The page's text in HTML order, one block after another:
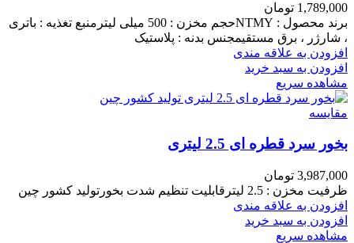
1,789,000 تومان
برند محصول : NTMYحجم مخزن : 500 میلی لیترمنبع تغذیه : باتری
، شارژر ، برق مستقیمجنس بدنه : پلاستیک
افزودن به علاقه مندی
افزودن به سبد خرید
مشاهده سریع
مقایسه
بخور سرد قطره ای 2.5 لیتری
3,987,000 تومان
ظرفیت مخزن : 2.5 لیترقابلیت تنظیم شدت بخورتولید کشور چین
افزودن به علاقه مندی
افزودن به سبد خرید
مشاهده سریع